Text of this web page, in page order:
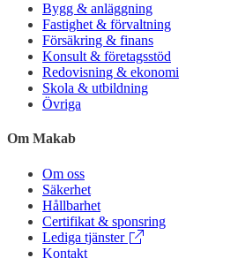
Bygg & anläggning
Fastighet & förvaltning
Försäkring & finans
Konsult & företagsstöd
Redovisning & ekonomi
Skola & utbildning
Övriga
Om Makab
Om oss
Säkerhet
Hållbarhet
Certifikat & sponsring
Lediga tjänster
Kontakt